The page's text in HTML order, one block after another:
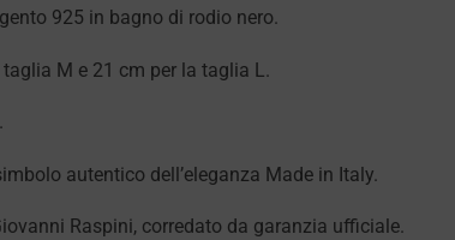
925 in bagno di rodio nero.
M e 21 cm per la taglia L.
autentico dell’eleganza Made in Italy.
Raspini, corredato da garanzia ufficiale.